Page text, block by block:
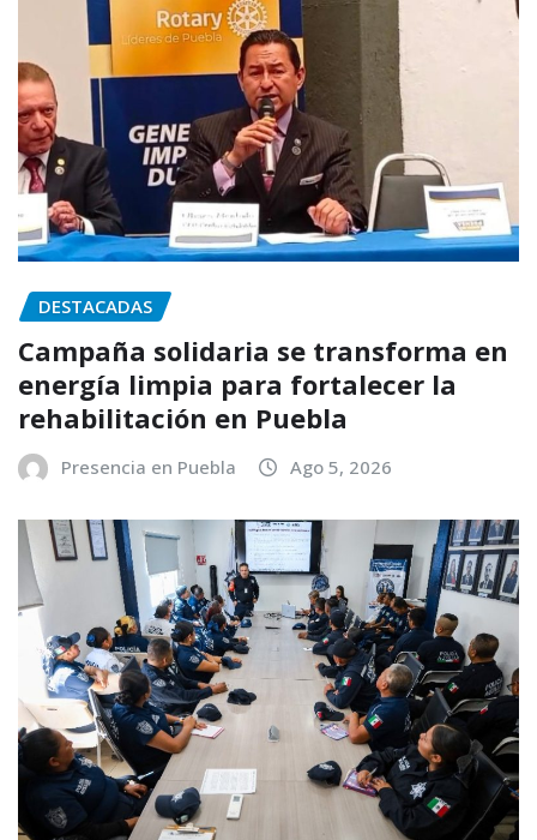
DESTACADAS
Campaña solidaria se transforma en
energía limpia para fortalecer la
rehabilitación en Puebla
Presencia en Puebla Ago 5, 2026